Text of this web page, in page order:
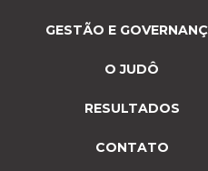
GESTÃO E
O JUDÔ
RESULTADOS
CONTATO